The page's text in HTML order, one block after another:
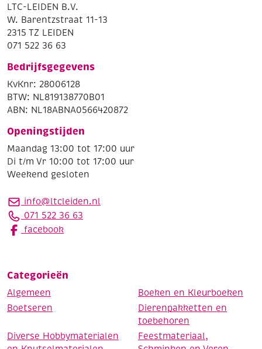
LTC-LEIDEN B.V.
W. Barentzstraat 11-13
2315 TZ LEIDEN
071 522 36 63
Bedrijfsgegevens
KvKnr: 28006128
BTW: NL819138770B01
ABN: NL18ABNA0566420872
Openingstijden
Maandag 13:00 tot 17:00 uur
Di t/m Vr 10:00 tot 17:00 uur
Weekend gesloten
info@ltcleiden.nl
071 522 36 63
facebook
Categorieën
Algemeen
Boeken en Kleurboeken
Boetseren
Dierenpakketten en
toebehoren
Diverse Hobbymaterialen
Feestmateriaal,